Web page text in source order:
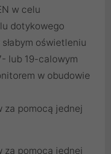
w celu
dotykowego
oświetleniu
lub 19-calowym
w obudowie
za pomocą jednej
za pomocą jednej